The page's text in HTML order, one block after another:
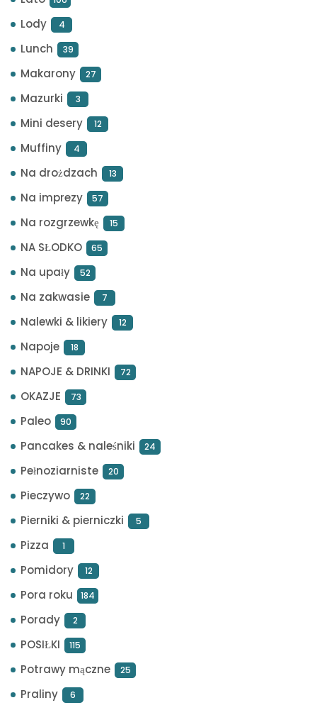
Lody 4
Lunch 39
Makarony 27
Mazurki 3
Mini desery 12
Muffiny 4
Na drożdzach 13
Na imprezy 57
Na rozgrzewkę 15
NA SŁODKO 65
Na upały 52
Na zakwasie 7
Nalewki & likiery 12
Napoje 18
NAPOJE & DRINKI 72
OKAZJE 73
Paleo 90
Pancakes & naleśniki 24
Pełnoziarniste 20
Pieczywo 22
Pierniki & pierniczki 5
Pizza 1
Pomidory 12
Pora roku 184
Porady 2
POSIŁKI 115
Potrawy mączne 25
Praliny 6